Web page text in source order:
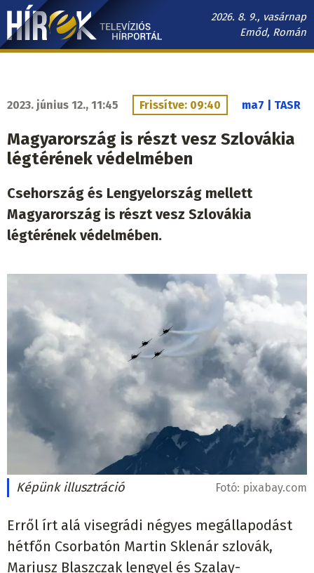
Ugrás
tartalomra
2026. 8. 9., vasárnap
Emőd, Román
Hírek.sk
2023. június 12., 11:45 Frissítve: 09:40 ma7 | TASR
Magyarország is részt vesz Szlovákia
légtérének védelmében
Csehország és Lengyelország mellett
Magyarország is részt vesz Szlovákia
légtérének védelmében.
Képünk illusztráció Fotó: pixabay.com
Erről írt alá visegrádi négyes megállapodást
hétfőn Csorbatón Martin Sklenár szlovák,
Mariusz Blaszczak lengyel és Szalay-